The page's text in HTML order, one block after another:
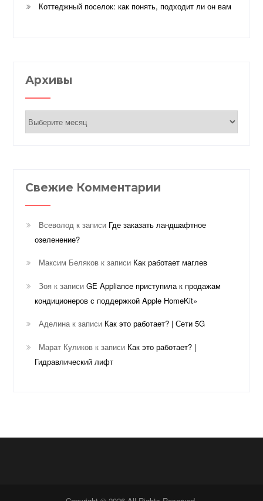
Коттеджный поселок: как понять, подходит ли он вам
Архивы
Свежие Комментарии
Всеволод к записи Где заказать ландшафтное
озеленение?
Максим Беляков к записи Как работает маглев
Зоя к записиGE Appliance приступила к продажам
кондиционеров с поддержкой Apple HomeKit»
Аделина к записи Как это работает? | Сети 5G
Марат Куликов к записи Как это работает? |
Гидравлический лифт